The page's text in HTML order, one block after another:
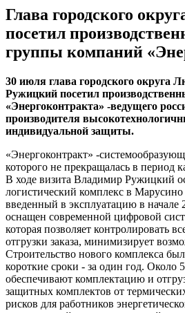
Глава городского
посетил
группы компаний
30 июля глава городского округа
Ружицкий посетил
«Энергоконтракта» -ведущего
производителя
индивидуальной защиты.
«Энергоконтракт» -
которого не прекращалась в период
В ходе визита Владимир Ружицкий
логистический комплекс в
введенный в эксплуатацию в начале
оснащен современной цифровой
которая позволяет контролировать
отгрузки заказа, минимизирует
Строительство нового комплекса
короткие сроки - за один год. Около
обеспечивают комплектацию и
защитных комплектов от
рисков для работников